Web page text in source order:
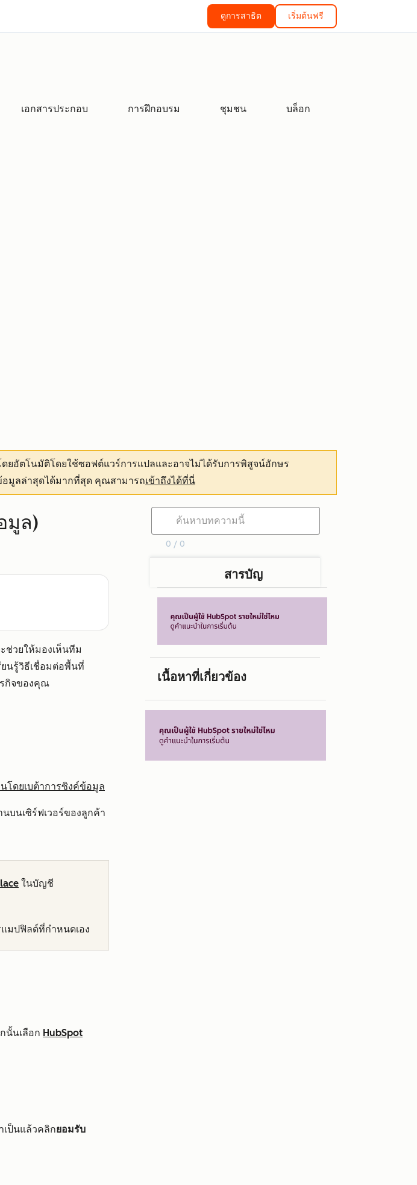
ดูการสาธิต เริ่มต้นฟรี
เอกสารประกอบ การฝึกอบรม ชุมชน บล็อก
ยอัตโนมัติโดยใช้ซอฟต์แวร์การแปลและอาจไม่ได้รับการพิสูจน์อักษร
มูลล่าสุดได้มากที่สุด คุณสามารถเข้าถึงได้ที่นี่
มูล)
ช่วยให้มองเห็นทีม
ยนรู้วิธีเชื่อมต่อพื้นที่
กิจของคุณ
โดยเบต้าการซิงค์ข้อมูล
บนเซิร์ฟเวอร์ของลูกค้า
ในบัญชี
แมปฟิลด์ที่กำหนดเอง
นั้นเลือก HubSpot
ป็นแล้วคลิกยอมรับ
0 / 0
สารบัญ
เนื้อหาที่เกี่ยวข้อง